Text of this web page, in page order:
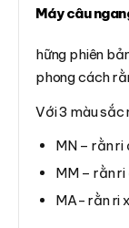
Máy câu
hững phiên
phong cách
Với 3 màu sắc
MN – rằn ri
MM – rằn
MA- rằn ri